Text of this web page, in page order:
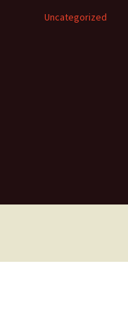
Uncategorized